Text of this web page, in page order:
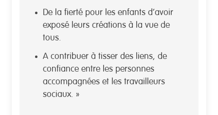
De la fierté pour les enfants d’avoir
exposé leurs créations à la vue de
tous.
A contribuer à tisser des liens, de
confiance entre les personnes
accompagnées et les travailleurs
sociaux. »